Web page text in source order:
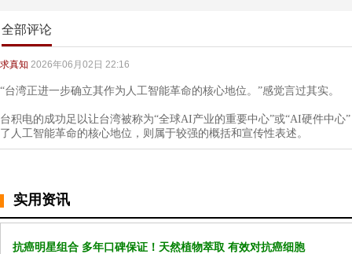
全部评论
求真知 2026年06月02日 22:16
“台湾正进一步确立其作为人工智能革命的核心地位。”感觉言过其实。
台积电的成功足以让台湾被称为“全球AI产业的重要中心”或“AI硬件中心
了人工智能革命的核心地位，则属于较强的概括和宣传性表述。
实用资讯
抗癌明星组合 多年口碑保证！天然植物萃取 有效对抗癌细胞